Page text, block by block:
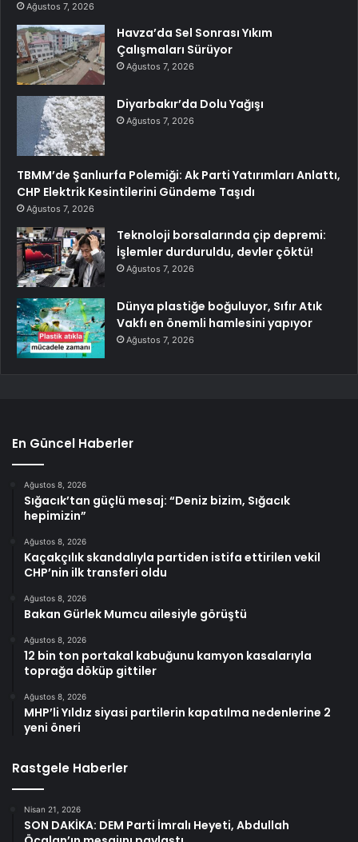
Ağustos 7, 2026
Havza’da Sel Sonrası Yıkım
Çalışmaları Sürüyor
Ağustos 7, 2026
Diyarbakır’da Dolu Yağışı
Ağustos 7, 2026
TBMM’de Şanlıurfa Polemiği: Ak Parti Yatırımları Anlattı,
CHP Elektrik Kesintilerini Gündeme Taşıdı
Ağustos 7, 2026
Teknoloji borsalarında çip depremi:
İşlemler durduruldu, devler çöktü!
Ağustos 7, 2026
Dünya plastiğe boğuluyor, Sıfır Atık
Vakfı en önemli hamlesini yapıyor
Ağustos 7, 2026
En Güncel Haberler
Ağustos 8, 2026
Sığacık’tan güçlü mesaj: “Deniz bizim, Sığacık
hepimizin”
Ağustos 8, 2026
Kaçakçılık skandalıyla partiden istifa ettirilen vekil
CHP’nin ilk transferi oldu
Ağustos 8, 2026
Bakan Gürlek Mumcu ailesiyle görüştü
Ağustos 8, 2026
12 bin ton portakal kabuğunu kamyon kasalarıyla
toprağa döküp gittiler
Ağustos 8, 2026
MHP’li Yıldız siyasi partilerin kapatılma nedenlerine 2
yeni öneri
Rastgele Haberler
Nisan 21, 2026
SON DAKİKA: DEM Parti İmralı Heyeti, Abdullah